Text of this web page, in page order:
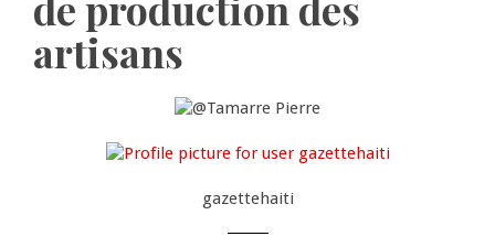
artisans
gazettehaiti